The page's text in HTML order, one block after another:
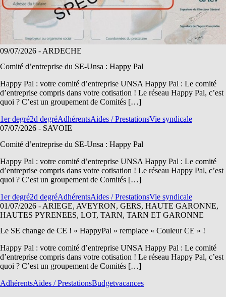
09/07/2026 - ARDECHE
Comité d’entreprise du SE-Unsa : Happy Pal
Happy Pal : votre comité d’entreprise UNSA Happy Pal : Le comité
d’entreprise compris dans votre cotisation ! Le réseau Happy Pal, c’est
quoi ? C’est un groupement de Comités […]
1er degré2d degréAdhérentsAides / PrestationsVie syndicale
07/07/2026 - SAVOIE
Comité d’entreprise du SE-Unsa : Happy Pal
Happy Pal : votre comité d’entreprise UNSA Happy Pal : Le comité
d’entreprise compris dans votre cotisation ! Le réseau Happy Pal, c’est
quoi ? C’est un groupement de Comités […]
1er degré2d degréAdhérentsAides / PrestationsVie syndicale
01/07/2026 - ARIEGE, AVEYRON, GERS, HAUTE GARONNE,
HAUTES PYRENEES, LOT, TARN, TARN ET GARONNE
Le SE change de CE ! « HappyPal » remplace « Couleur CE » !
Happy Pal : votre comité d’entreprise UNSA Happy Pal : Le comité
d’entreprise compris dans votre cotisation ! Le réseau Happy Pal, c’est
quoi ? C’est un groupement de Comités […]
AdhérentsAides / PrestationsBudgetvacances